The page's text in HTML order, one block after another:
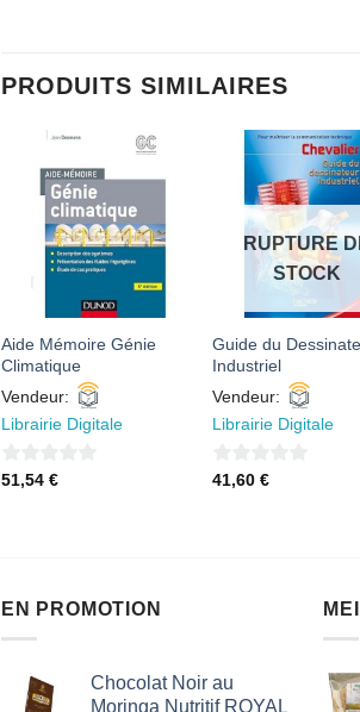
PRODUITS SIMILAIRES
AJOUTER
À MES
FAVORIS
Aide Mémoire Génie
Climatique
Vendeur:
Librairie Digitale
0
51,54 €
AJOUTER
À MES
RUPTURE
STOCK
Guide du
Industriel
Vendeur:
Librairie Digitale
0
41,60€
EN PROMOTION
Chocolat Noir au
Moringa Nutritif ROYAL